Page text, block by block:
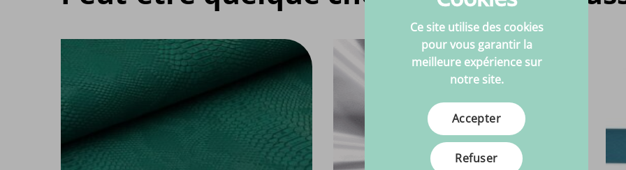
Ce site utilise des cookies
pour vous garantir la
meilleure expérience sur
notre site.
Accepter
Refuser